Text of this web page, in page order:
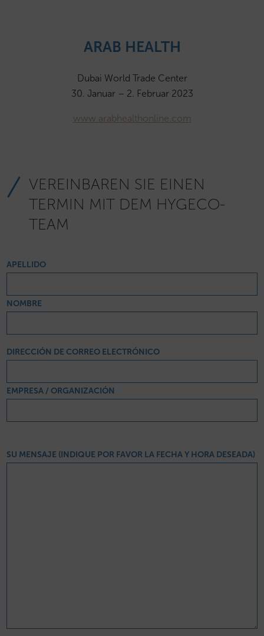
ARAB HEALTH
Dubai World Trade Center
30. Januar – 2. Februar 2023
www.arabhealthonline.com
VEREINBAREN SIE EINEN
TERMIN MIT DEM HYGECO-
TEAM
APELLIDO
NOMBRE
DIRECCIÓN DE CORREO ELECTRÓNICO
EMPRESA / ORGANIZACIÓN
SU MENSAJE (INDIQUE POR FAVOR LA FECHA Y HORA DESEADA)